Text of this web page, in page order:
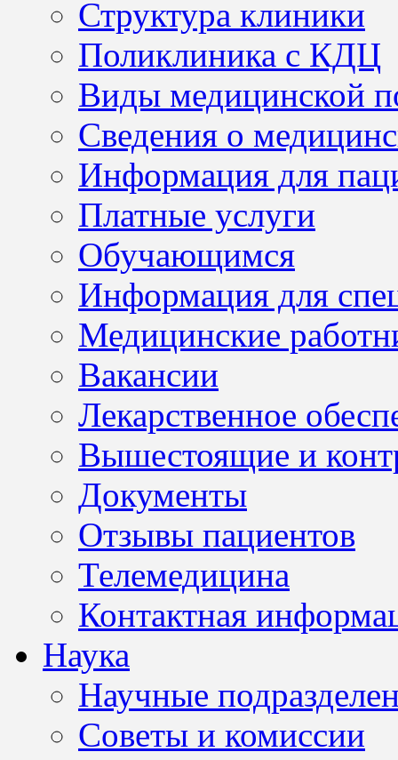
Структура клиники
Поликлиника с КДЦ
Виды медицинской
Сведения о
Информация для
Платные услуги
Обучающимся
Информация для
Медицинские
Вакансии
Лекарственное
Вышестоящие и
Документы
Отзывы пациентов
Телемедицина
Контактная
Наука
Научные
Советы и комиссии